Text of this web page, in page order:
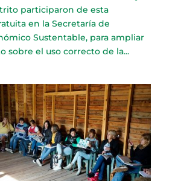
participaron de esta
en la Secretaría de
Sustentable, para ampliar
sobre el uso correcto de la...